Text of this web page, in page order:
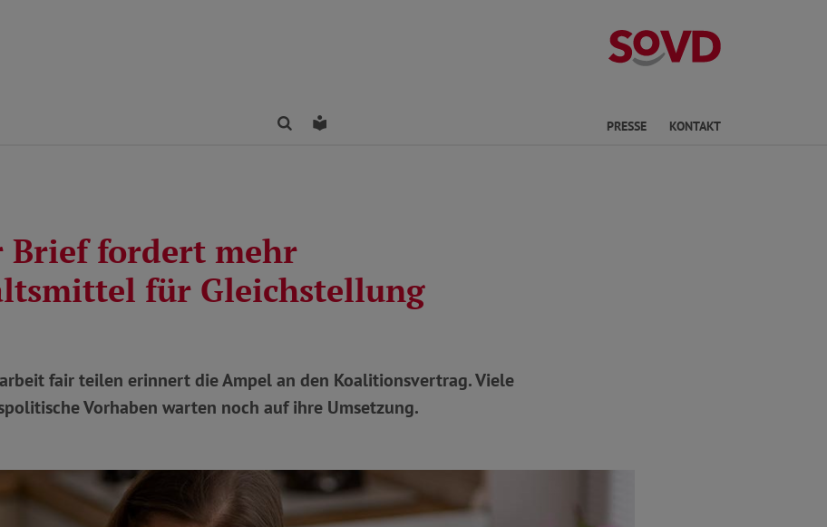
Kreisverband
FindenLeichte Sprache PRESSE KONTAKT
Brief fordert mehr
für Gleichstellung
fair teilen erinnert die Ampel an den Koalitionsvertrag. Viele
Vorhaben warten noch auf ihre Umsetzung.